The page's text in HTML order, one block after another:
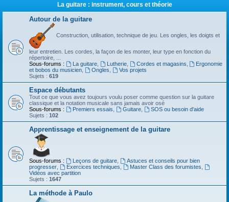
La guitare : instrument, cours et théorie
Autour de la guitare
Construction, utilisation, technique de jeu. Les ongles, les doigts et
leur entretien. Les cordes, la façon de les monter, leur type en fonction du
répertoire, ...
Sous-forums :
La guitare, Lutherie, Cordes et magasins
Ergonomie
et bobos du musicien
Ongles
Vos projets
Sujets : 619
Espace débutants
Tout ce que vous avez toujours voulu poser comme question sur la guitare
classique et la notation musicale sans jamais avoir osé
Sous-forums :
Premiers essais Guitare,
SOS ou besoin d'aide
Sujets : 102
Apprentissage et enseignement de la guitare
Sous-forums : Leçons de guitare,
Astuces et conseils pour bien
progresser
Exercices techniques Master Class des forumistes
Vidéos avec partition
Sujets : 1647
La méthode à Paulo